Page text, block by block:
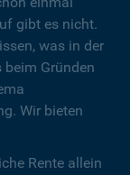
gibt es nicht.
was in der
Gründen
Wir bieten
Rente allein